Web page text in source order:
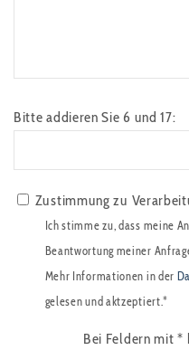
Bitte addieren Sie 6 und 17:
Zustimmung zu
Ich stimme zu, dass meine
Beantwortung meiner
Mehr Informationen in der
gelesen und aktzeptiert.*
Bei Feldern mit*